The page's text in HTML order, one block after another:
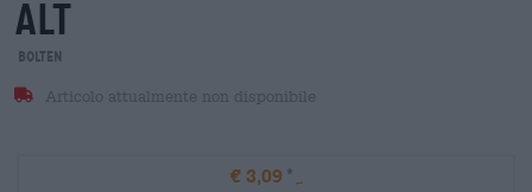
alt
Bolten
Articolo attualmente non disponibile
€ 3,09